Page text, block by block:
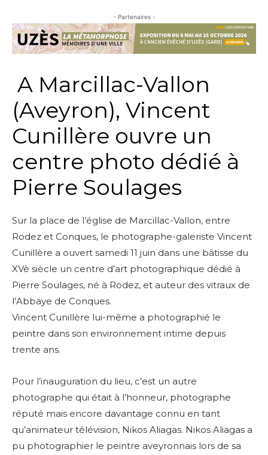
- Partenaires -
A Marcillac-Vallon
(Aveyron), Vincent
Cunillère ouvre un
centre photo dédié à
Pierre Soulages
Sur la place de l’église de Marcillac-Vallon, entre
Rodez et Conques, le photographe-galeriste Vincent
Cunillère a ouvert samedi 11 juin dans une bâtisse du
XVè siècle un centre d’art photographique dédié à
Pierre Soulages, né à Rodez, et auteur des vitraux de
l’Abbaye de Conques.
Vincent Cunillère lui-même a photographié le
peintre dans son environnement intime depuis
trente ans.
Pour l’inauguration du lieu, c’est un autre
photographe qui était à l’honneur, photographe
réputé mais encore davantage connu en tant
qu’animateur télévision, Nikos Aliagas. Nikos Aliagas a
pu photographier le peintre aveyronnais lors de sa